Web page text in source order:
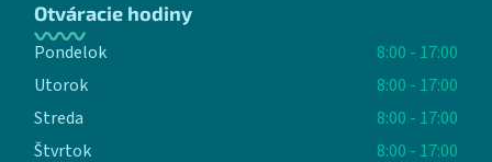
Otváracie hodiny
Pondelok
8:00 - 17:00
Utorok
8:00 - 17:00
Streda
8:00 - 17:00
Štvrtok
8:00 - 17:00